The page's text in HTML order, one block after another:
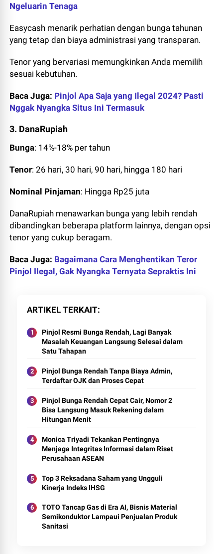
Ngeluarin Tenaga
Easycash menarik perhatian dengan bunga tahunan
yang tetap dan biaya administrasi yang transparan.
Tenor yang bervariasi memungkinkan Anda memilih
sesuai kebutuhan.
Baca Juga: Pinjol Apa Saja yang Ilegal 2024? Pasti
Nggak Nyangka Situs Ini Termasuk
3. DanaRupiah
Bunga: 14%-18% per tahun
Tenor: 26 hari, 30 hari, 90 hari, hingga 180 hari
Nominal Pinjaman: Hingga Rp25 juta
DanaRupiah menawarkan bunga yang lebih rendah
dibandingkan beberapa platform lainnya, dengan opsi
tenor yang cukup beragam.
Baca Juga: Bagaimana Cara Menghentikan Teror
Pinjol Ilegal, Gak Nyangka Ternyata Sepraktis Ini
ARTIKEL TERKAIT
Pinjol Resmi Bunga Rendah, Lagi Banyak
Masalah Keuangan Langsung Selesai dalam
Satu Tahapan
Pinjol Bunga Rendah Tanpa Biaya Admin,
Terdaftar OJK dan Proses Cepat
Pinjol Bunga Rendah Cepat Cair, Nomor 2
Bisa Langsung Masuk Rekening dalam
Hitungan Menit
Monica Triyadi Tekankan Pentingnya
Menjaga Integritas Informasi dalam Riset
Perusahaan ASEAN
Top 3 Reksadana Saham yang Ungguli
Kinerja Indeks IHSG
TOTO Tancap Gas di Era AI, Bisnis Material
Semikonduktor Lampaui Penjualan Produk
Sanitasi